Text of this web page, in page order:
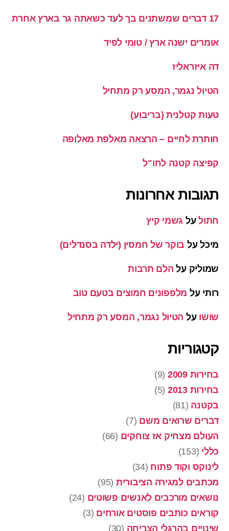
17 דברים שמשתנים בך לעד כשאתה גר בארץ אחרת
אומרים ישנה ארץ / טומי לפיד
דה איזראליז
הטיול נגמר, המסע רק מתחיל
טעות קטלנית (בריבוע)
חותרת לחיים – הרצאה מאלפת מאלופה
קפיצה קטנה לחו"ל
תגובות אחרונות
חתולעל גשמי קיץ
מיכלעל בוקר של חמסין (ילדה בסנדלים)
שמוליק על הלם תרבות
רותי על מלפפונים חמוצים בטעם טוב
שושו על הטיול נגמר, המסע רק מתחיל
קטגוריות
בחירות 2009
(9)
בחירות 2013
(5)
בקטנה (81)
דברים שרואים משם (7)
העולם מצחיק אז צוחקים (66)
כללי (153)
לינוקס וקוד פתוח (34)
מכתבים למגירה הציבורית (95)
נושאים מורכבים לאנשים פשוטים (24)
קוראים כותבים פוסטים אורחים (3)
שינויים בהרגלי הצריחה (30)